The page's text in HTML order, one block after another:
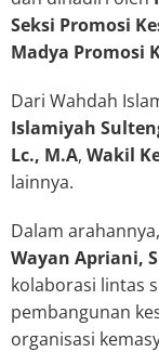
Seksi Promosi
Madya Promosi
Dari Wahdah
Islamiyah
Lc., M.A, Wakil
lainnya.
Dalam arahannya,
Wayan Apriani,
kolaborasi lintas
pembangunan
organisasi